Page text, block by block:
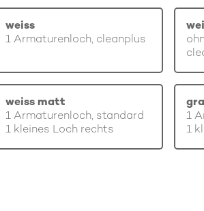
weiss
1 Armaturenloch, cleanplus
weiss matt
1 Armaturenloch, standard
1 kleines Loch rechts
1
1